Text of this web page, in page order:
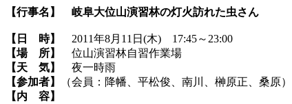
【行事名】 岐阜大位山演習林の灯火訪れた虫さん
【日 時】
2011年8月11日(木) 17:45～23:00
【場 所】
位山演習林自習作業場
【天 気】
夜一時雨
【参加者】
（会員：降幡、平松俊、南川、榊原正、桑原）
【内 容】